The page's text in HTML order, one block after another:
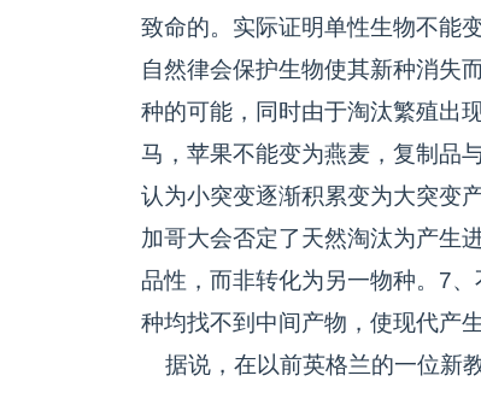
致命的。实际证明单性生物不能
自然律会保护生物使其新种消失
种的可能，同时由于淘汰繁殖出
马，苹果不能变为燕麦，复制品
认为小突变逐渐积累变为大突变
加哥大会否定了天然淘汰为产生
品性，而非转化为另一物种。7
种均找不到中间产物，使现代产
据说，在以前英格兰的一位新